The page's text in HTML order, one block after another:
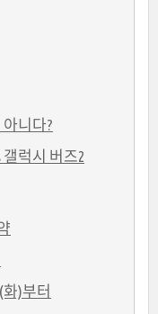
니다?
갤럭시 버즈2
)부터